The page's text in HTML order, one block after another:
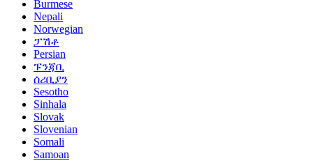
Burmese
Nepali
Norwegian
ፓሽቶ
Persian
ፑንጃቢ
ሰሪቢያን
Sesotho
Sinhala
Slovak
Slovenian
Somali
Samoan